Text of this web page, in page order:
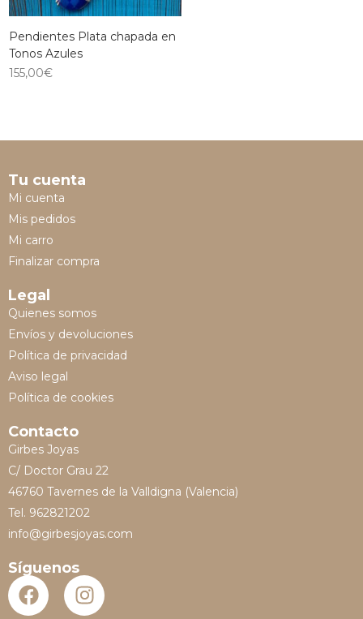
Pendientes Plata chapada en
Tonos Azules
155,00€
Tu cuenta
Mi cuenta
Mis pedidos
Mi carro
Finalizar compra
Legal
Quienes somos
Envíos y devoluciones
Política de privacidad
Aviso legal
Política de cookies
Contacto
Girbes Joyas
C/ Doctor Grau 22
46760 Tavernes de la Valldigna (Valencia)
Tel. 962821202
info@girbesjoyas.com
Síguenos